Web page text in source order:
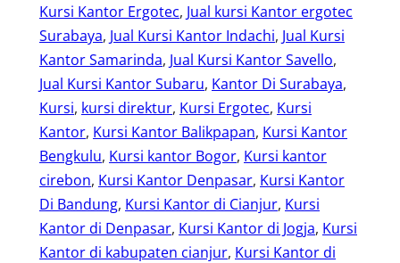
Kursi Kantor Ergotec, Jual kursi Kantor ergotec
Surabaya, Jual Kursi Kantor Indachi, Jual Kursi
Kantor Samarinda, Jual Kursi Kantor Savello
Jual Kursi Kantor Subaru, Kantor Di Surabaya
Kursi, kursi direktur, Kursi Ergotec, Kursi
Kantor, Kursi Kantor Balikpapan, Kursi Kantor
Bengkulu, Kursi kantor Bogor, Kursi kantor
cirebon, Kursi Kantor Denpasar, Kursi Kantor
Di Bandung, Kursi Kantor di Cianjur, Kursi
Kantor di Denpasar, Kursi Kantor di Jogja, Kursi
Kantor di kabupaten cianjur, Kursi Kantor di